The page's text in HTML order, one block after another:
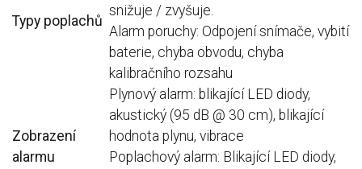
Typy poplachů
snižuje / zvyšuje.
Alarm poruchy: Odpojení snímače, vybití
baterie, chyba obvodu, chyba
kalibračního rozsahu
Zobrazení
alarmu
Plynový alarm: blikající LED diody,
akustický (95 dB @ 30 cm), blikající
hodnota plynu, vibrace
Poplachový alarm: Blikající LED diody,